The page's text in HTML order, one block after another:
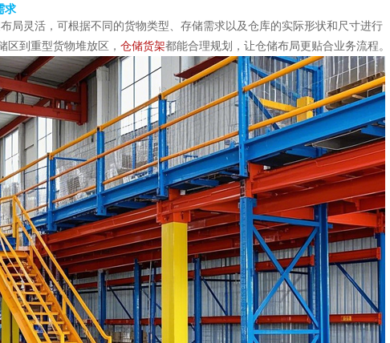
求
局灵活，可根据不同的货物类型、存储需求以及仓库的实际形状和尺寸进行
区到重型货物堆放区， 仓储货架都能合理规划，让仓储布局更贴合业务流程。